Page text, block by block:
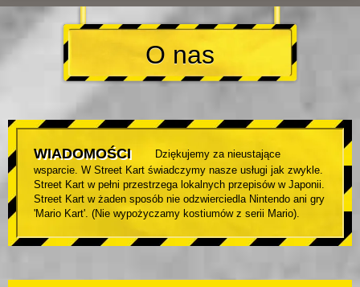
O nas
WIADOMOŚCI
Dziękujemy za nieustające
wsparcie. W Street Kart świadczymy nasze usługi jak zwykle.
Street Kart w pełni przestrzega lokalnych przepisów w Japonii.
Street Kart w żaden sposób nie odzwierciedla Nintendo ani gry
'Mario Kart'. (Nie wypożyczamy kostiumów z serii Mario).